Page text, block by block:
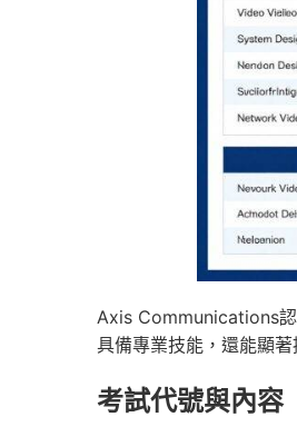
Axis Communications認
具備專業技能，還能顯
考試代號與內容